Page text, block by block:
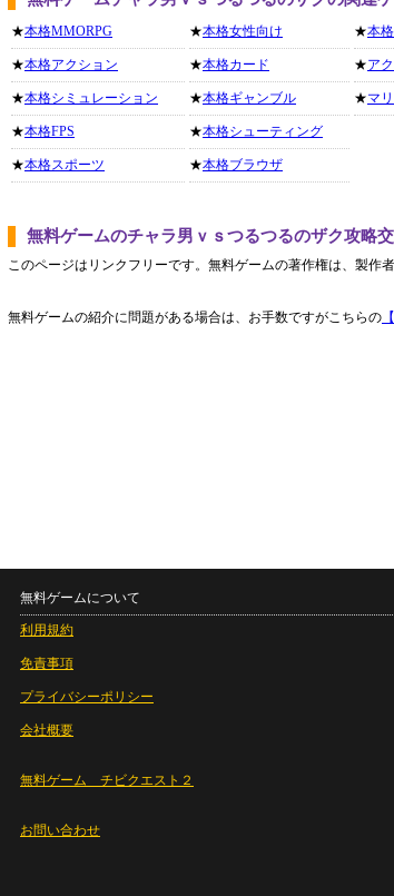
★本格MMORPG
★本格アクション
★本格シミュレーション
★本格FPS
★本格スポーツ
★本格女性向け
★本格カード
★本格ギャンブル
★本格シューティング
★本格ブラウザ
★本
★ア
★マ
無料ゲームのチャラ男ｖｓつるつるのザク攻略
このページはリンクフリーです。無料ゲームの著作権は、製作者
無料ゲームの紹介に問題がある場合は、お手数ですがこちらの
無料ゲームについて
利用規約
免責事項
プライバシーポリシー
会社概要
無料ゲーム チビクエスト２
お問い合わせ